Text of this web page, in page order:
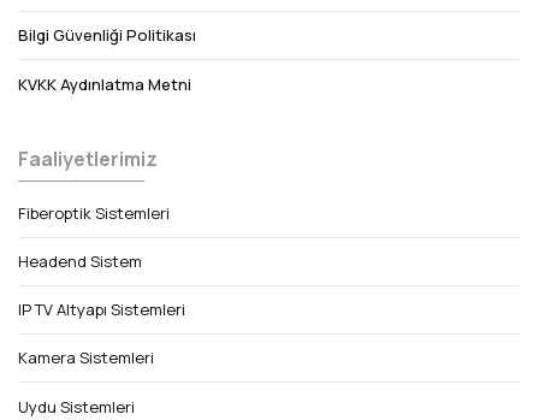
Bilgi Güvenliği Politikası
KVKK Aydınlatma Metni
Faaliyetlerimiz
Fiberoptik Sistemleri
Headend Sistem
IP TV Altyapı Sistemleri
Kamera Sistemleri
Uydu Sistemleri